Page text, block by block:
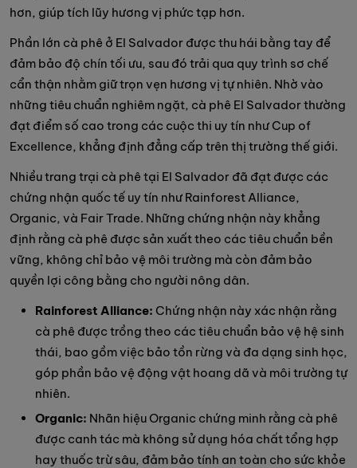
hơn, giúp tích lũy hương vị phức tạp hơn.
Phần lớn cà phê ở El Salvador được thu hái bằng tay để
đảm bảo độ chín tối ưu, sau đó trải qua quy trình sơ chế
cẩn thận nhằm giữ trọn vẹn hương vị tự nhiên. Nhờ vào
những tiêu chuẩn nghiêm ngặt, cà phê El Salvador thường
đạt điểm số cao trong các cuộc thi uy tín như Cup of
Excellence, khẳng định đẳng cấp trên thị trường thế giới.
Nhiều trang trại cà phê tại El Salvador đã đạt được các
chứng nhận quốc tế uy tín như Rainforest Alliance,
Organic, và Fair Trade. Những chứng nhận này khẳng
định rằng cà phê được sản xuất theo các tiêu chuẩn bền
vững, không chỉ bảo vệ môi trường mà còn đảm bảo
quyền lợi công bằng cho người nông dân.
Rainforest Alliance: Chứng nhận này xác nhận rằng
cà phê được trồng theo các tiêu chuẩn bảo vệ hệ sinh
thái, bao gồm việc bảo tồn rừng và đa dạng sinh học,
góp phần bảo vệ động vật hoang dã và môi trường tự
nhiên.
Organic: Nhãn hiệu Organic chứng minh rằng cà phê
được canh tác mà không sử dụng hóa chất tổng hợp
hay thuốc trừ sâu, đảm bảo tính an toàn cho sức khỏe